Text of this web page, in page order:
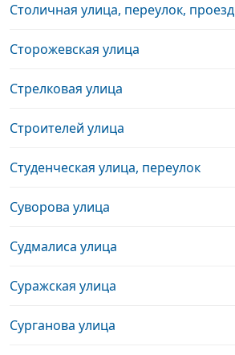
Столичная улица, переулок, проезд
Сторожевская улица
Стрелковая улица
Строителей улица
Студенческая улица, переулок
Суворова улица
Судмалиса улица
Суражская улица
Сурганова улица